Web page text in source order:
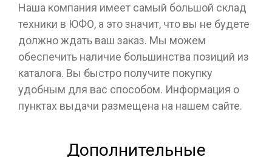
Наша компания имеет самый большой склад
техники в ЮФО, а это значит, что вы не будете
должно ждать ваш заказ. Мы можем
обеспечить наличие большинства позиций из
каталога. Вы быстро получите покупку
удобным для вас способом. Информация о
пунктах выдачи размещена на нашем сайте.
Дополнительные